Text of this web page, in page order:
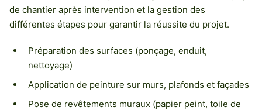
de chantier après intervention et la gestion des
différentes étapes pour garantir la réussite du projet.
Préparation des surfaces (ponçage, enduit,
nettoyage)
Application de peinture sur murs, plafonds et façades
Pose de revêtements muraux (papier peint, toile de